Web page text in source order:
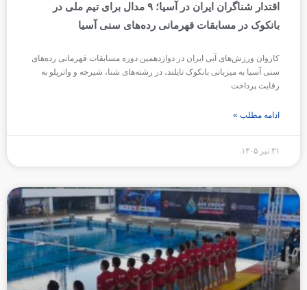
اقتدار شناگران ایران در آسیا؛ ۹ مدال برای تیم ملی در
بانکوک در مسابقات قهرمانی رده‌های سنی آسیا
کاروان ورزش‌های آبی ایران در دوازدهمین دوره مسابقات قهرمانی رده‌های
سنی آسیا به میزبانی بانکوک تایلند، در رشته‌های شنا، شیرجه و واترپلو به
رقابت پرداخت
ادامه مطلب »
۳۱ تیر ۱۴۰۵